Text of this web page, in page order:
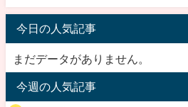
今日の人気記事
まだデータがありません。
今週の人気記事